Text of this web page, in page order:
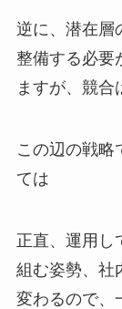
逆に、潜在層
整備する必要
ますが、競合
この辺の戦略
ては
正直、運用し
組む姿勢、社
変わるので、